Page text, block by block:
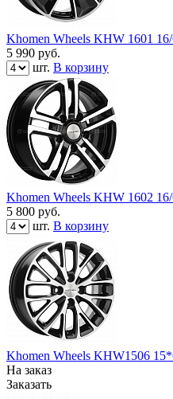
Khomen Wheels KHW 1601
5 990 руб.
шт. В корзину
Khomen Wheels KHW 1602
5 800 руб.
шт. В корзину
Khomen Wheels KHW1506
На заказ
Заказать